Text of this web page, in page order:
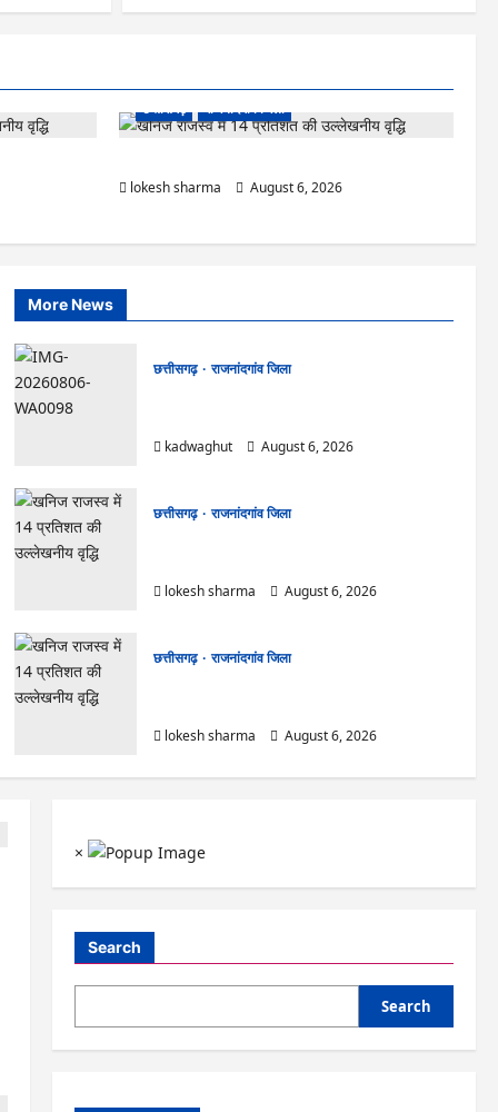
छत्तीसगढ़ राजनांदगांव जिला
lokesh sharma
August 6, 2026
More News
छत्तीसगढ़
राजनांदगांव जिला
kadwaghut
August 6, 2026
छत्तीसगढ़
राजनांदगांव जिला
lokesh sharma
August 6, 2026
छत्तीसगढ़
राजनांदगांव जिला
lokesh sharma
August 6, 2026
×
Search
Search